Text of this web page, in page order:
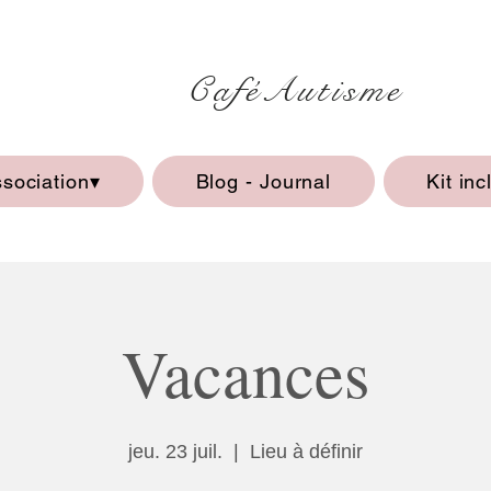
CaféAutisme
Blog - Journal Kit
Vacances
jeu. 23 juil. Lieu à définir